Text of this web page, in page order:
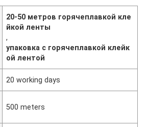
20-50 метров горячеплавкой кле
йкой ленты
,
упаковка с горячеплавкой клейк
ой лентой
20 working days
500 meters